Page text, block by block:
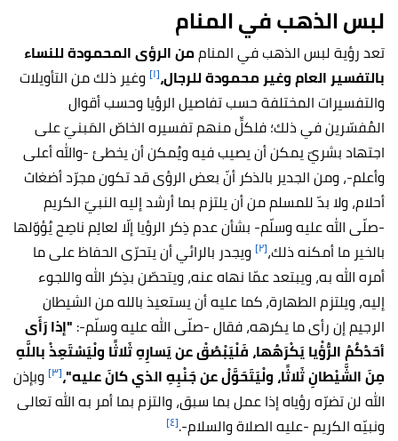
لبس الذهب في المنام
تعد رؤية لبس الذهب في المناممن الرؤى المحمودة للنساء
بالتفسير العام وغير محمودة للرجال،[١] وغير ذلك من التأويلات
والتفسيرات المختلفة حسب تفاصيل الرؤيا وحسب أقوال
المُفسّرين في ذلك؛ فلكلٍّ منهم تفسيره الخاصّ المَبنيّ على
اجتهاد بشريّ يمكن أن يصيب فيه ويُمكن أن يخطئ -والله أعلى
وأعلم-، ومن الجدير بالذكر أنّ بعض الرؤى قد تكون مجرّد أضغاث
أحلام، ولا بدّ للمسلم من أن يلتزم بما أرشد إليه النبيّ الكريم
-صلّى الله عليه وسلّم- بشأن عدم ذِكر الرؤيا إلّا لعالِم ناصِح يُؤوّلها
بالخير ما أمكنه ذلك،[٢]
ويجدر بالرائي أن يتحرّى الحفاظ على ما
أمره الله به، ويبتعد عمّا نهاه عنه، ويتحصّن بذِكر الله واللجوء
إليه، ويلتزم الطهارة، كما عليه أن يستعيذ بالله من الشيطان
الرجيم إن رأى ما يكرهه، فقال -صلّى الله عليه وسلّم-: "إذا رَأَى
أحَدُكُمُ الرُّؤْيا يَكْرَهُها، فَلْيَبْصُقْ عن يَسارِهِ ثَلاثًا ولْيَسْتَعِذْ باللَّهِ
مِنَ الشَّيْطانِ ثَلاثًا، ولْيَتَحَوَّلْ عن جَنْبِهِ الذي كانَ عليه"،[٣]
وبإذن
الله لن تضرّه رؤياه إذا عمل بما سبق، والتزم بما أمر به الله تعالى
ونبيّه الكريم -عليه الصلاة والسلام-.[٤]